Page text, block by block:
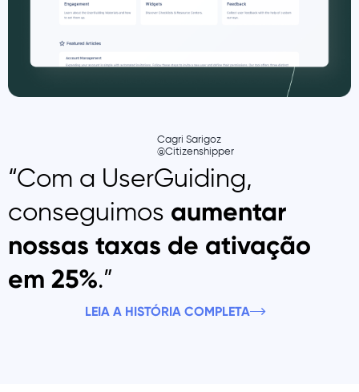
Cagri Sarigoz
@Citizenshipper
“Com a UserGuiding,
conseguimos aumentar
nossas taxas de ativação
em 25%.”
LEIA A HISTÓRIA COMPLETA